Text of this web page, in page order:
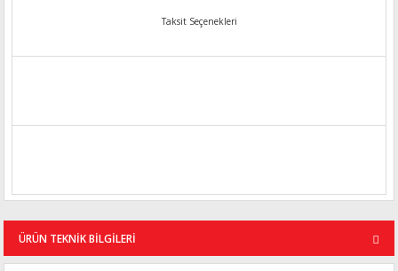
Taksit Seçenekleri
ÜRÜN TEKNİK BİLGİLERİ